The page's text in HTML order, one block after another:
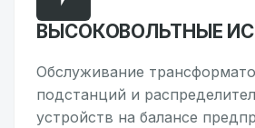
ВЫСОКОВОЛЬТНЫЕ
Обслуживание
подстанций и
устройств на балансе